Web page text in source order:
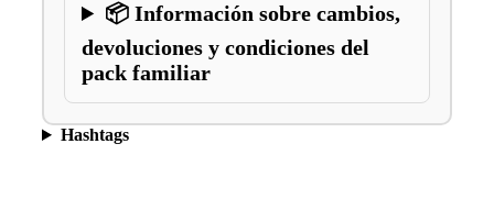
📦 Información sobre cambios,
devoluciones y condiciones del
pack familiar
Hashtags